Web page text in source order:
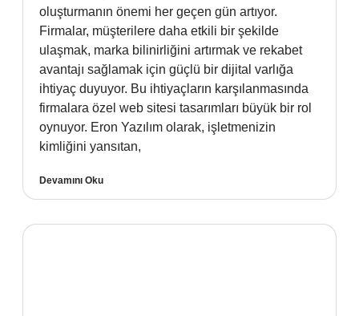
oluşturmanın önemi her geçen gün artıyor.
Firmalar, müşterilere daha etkili bir şekilde
ulaşmak, marka bilinirliğini artırmak ve rekabet
avantajı sağlamak için güçlü bir dijital varlığa
ihtiyaç duyuyor. Bu ihtiyaçların karşılanmasında
firmalara özel web sitesi tasarımları büyük bir rol
oynuyor. Eron Yazılım olarak, işletmenizin
kimliğini yansıtan,
Devamını Oku